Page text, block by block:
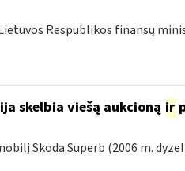
Respublikos finansų
skelbia viešą aukcioną ir
Skoda Superb (2006 m.